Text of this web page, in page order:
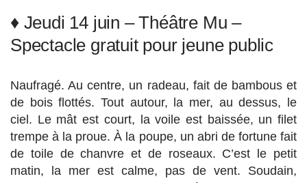
♦ Jeudi 14 juin – Théâtre Mu –
Spectacle gratuit pour jeune public
Naufragé. Au centre, un radeau, fait de bambous et
de bois flottés. Tout autour, la mer, au dessus, le
ciel. Le mât est court, la voile est baissée, un filet
trempe à la proue. À la poupe, un abri de fortune fait
de toile de chanvre et de roseaux. C’est le petit
matin, la mer est calme, pas de vent. Soudain,